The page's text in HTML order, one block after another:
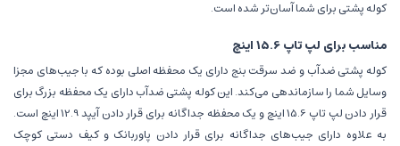
کوله پشتی برای شما آسان‌تر شده است.
مناسب برای لپ تاپ 15.6 اینچ
کوله پشتی ضدآب و ضد سرقت بنج دارای یک محفظه اصلی بوده که با جیب‌های مجزا
وسایل شما را سازماندهی می‌کند. این کوله پشتی ضد‌آب دارای یک محفظه بزرگ برای
قرار دادن لپ تاپ 15.6 اینچ و یک محفظه جداگانه برای قرار دادن آیپد 12.9 اینچ است.
به علاوه دارای جیب‌های جداگانه برای قرار دادن پاوربانک و کیف دستی کوچک